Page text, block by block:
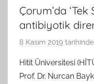
Çorum’da ‘Tek
antibiyotik
8 Kasım 2019
Hitit Üniversitesi
Prof. Dr. Nurcan